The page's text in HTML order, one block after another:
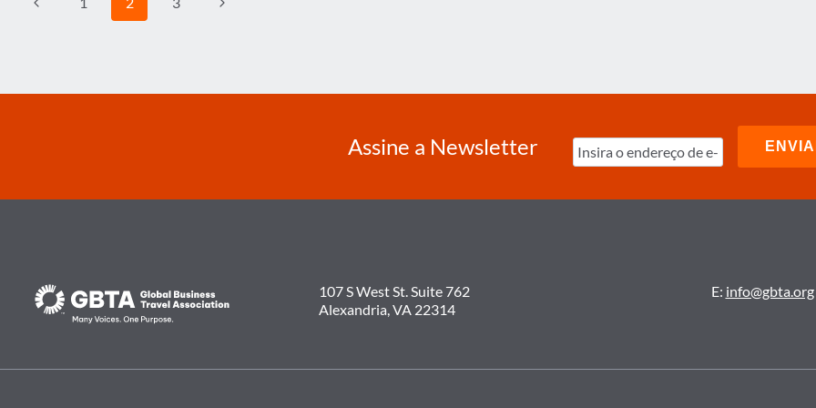
NEGÓCIOS?
Assine a Newsletter
107 S West St. Suite 762
Alexandria, VA 22314
E: info@gbta.org